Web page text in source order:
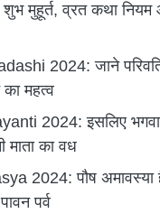
मुहूर्त, व्रत कथा नियम
2024: जाने
महत्व
2024: इसलिए
माता का वध
2024: पौष अमावस्या
पर्व